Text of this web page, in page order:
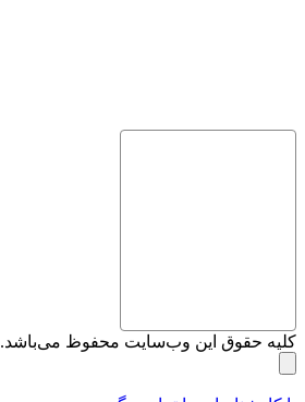
کلیه حقوق این وب‌سایت محفوظ می‌باشد. 2000-2026